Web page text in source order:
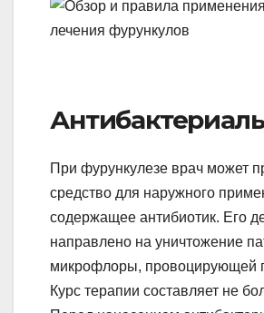
При фурункулезе врач может
средство для наружного
содержащее антибиотик. Его
направлено на уничтожение
микрофлоры, провоцирующей
Курс терапии составляет не